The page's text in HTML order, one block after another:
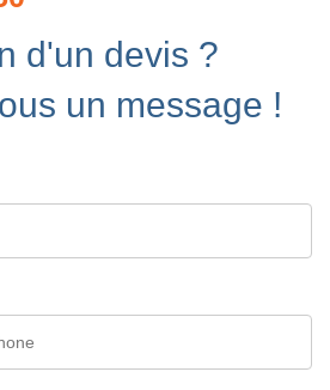
d'un devis ?
un message !